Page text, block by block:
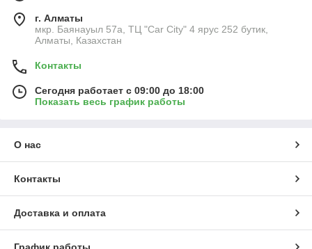
г. Алматы
мкр. Баянауыл 57а, ТЦ "Car Сity" 4 ярус 252 бутик,
Алматы, Казахстан
Контакты
Сегодня работает с 09:00 до 18:00
Показать весь график работы
О нас
Контакты
Доставка и оплата